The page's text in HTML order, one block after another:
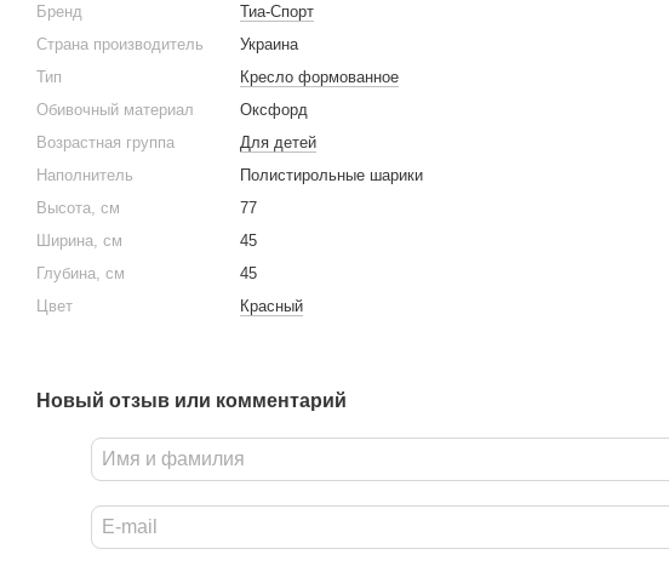
Бренд
Тиа-Спорт
Страна производитель
Украина
Тип
Кресло формованное
Обивочный материал
Оксфорд
Возрастная группа
Для детей
Наполнитель
Полистирольные шарики
Высота, см
77
Ширина, см
45
Глубина, см
45
Цвет
Красный
Новый отзыв или комментарий